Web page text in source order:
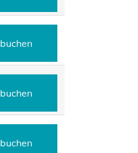
buchen
buchen
buchen